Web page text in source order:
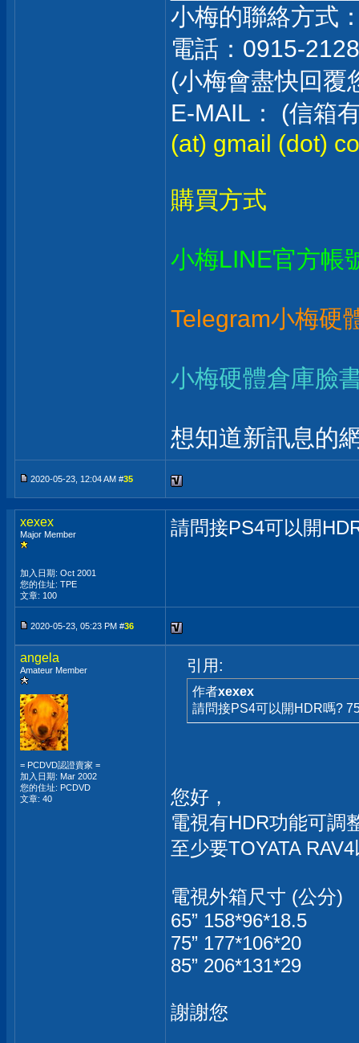
小梅的聯絡方式
電話：0915-
(小梅會盡快回覆
E-MAIL： (信箱
(at) gmail (dot)
購買方式
小梅LINE官方帳
Telegram小梅硬
小梅硬體倉庫臉
想知道新訊息的
2020-05-23, 12:04 AM #35
xexex
Major Member
加入日期: Oct 2001
您的住址: TPE
文章: 100
請問接PS4可以開
2020-05-23, 05:23 PM #36
angela
Amateur Member
= PCDVD認證賣家 =
加入日期: Mar 2002
您的住址: PCDVD
文章: 40
引用:
作者xexex
請問接PS4可以開HDR嗎?
您好，
電視有HDR功能可調
至少要TOYATA
電視外箱尺寸 (公分)
65” 158*96*18.5
75” 177*106*20
85” 206*131*29
謝謝您